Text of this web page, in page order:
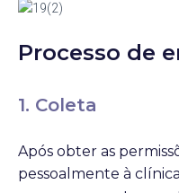
Processo de
1. Coleta
Após obter as
pessoalmente à